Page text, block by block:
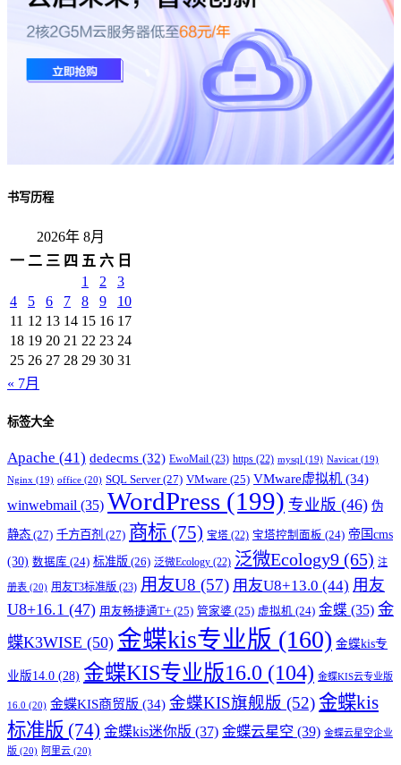
书写历程
2026年 8月
一 二 三 四 五 六 日
1
2
3
4
5 6 7 8 9
10
11 12 13 14 15 16 17
18 19 20 21 22 23 24
25 26 27 28 29 30 31
« 7月
标签大全
Apache (41) dedecms (32) EwoMail (23) https (22) mysql (19) Navicat (19)
Nginx (19) office (20) SQL Server(27) VMware (25) VMware虚拟机 (34)
winwebmail (35) WordPress (199) 专业版 (46) 伪
静态 (27) 千方百剂 (27) 商标 (75) 宝塔 (22) 宝塔控制面板 (24) 帝国cms
(30) 数据库 (24) 标准版 (26) 泛微Ecology (22) 泛微Ecology9 (65) 注
册表 (20) 用友T3标准版 (23) 用友U8 (57) 用友U8+13.0 (44) 用友
U8+16.1 (47) 用友畅捷通T+ (25) 管家婆 (25) 虚拟机 (24) 金蝶 (35) 金
蝶K3WISE (50) 金蝶kis专业版 (160) 金蝶kis专
业版14.0 (28) 金蝶KIS专业版16.0 (104) 金蝶KIS云专业版
16.0 (20) 金蝶KIS商贸版 (34) 金蝶KIS旗舰版 (52) 金蝶kis
标准版 (74) 金蝶kis迷你版 (37) 金蝶云星空 (39) 金蝶云星空企业
版 (20) 阿里云 (20)